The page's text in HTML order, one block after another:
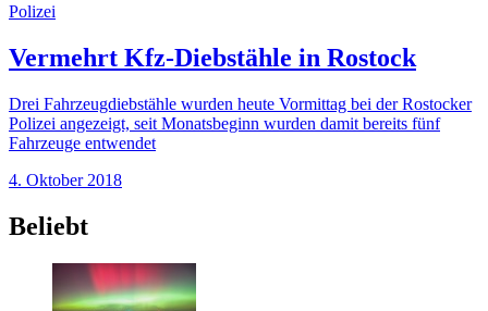
Polizei
Vermehrt Kfz-Diebstähle in Rostock
Drei Fahrzeugdiebstähle wurden heute Vormittag bei der Rostocker
Polizei angezeigt, seit Monatsbeginn wurden damit bereits fünf
Fahrzeuge entwendet
4. Oktober 2018
Beliebt